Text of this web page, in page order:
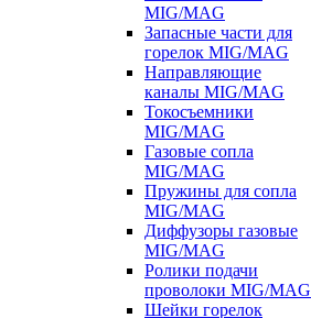
MIG/MAG
Запасные части для
горелок MIG/MAG
Направляющие
каналы MIG/MAG
Токосъемники
MIG/MAG
Газовые сопла
MIG/MAG
Пружины для сопла
MIG/MAG
Диффузоры газовые
MIG/MAG
Ролики подачи
проволоки MIG/MAG
Шейки горелок